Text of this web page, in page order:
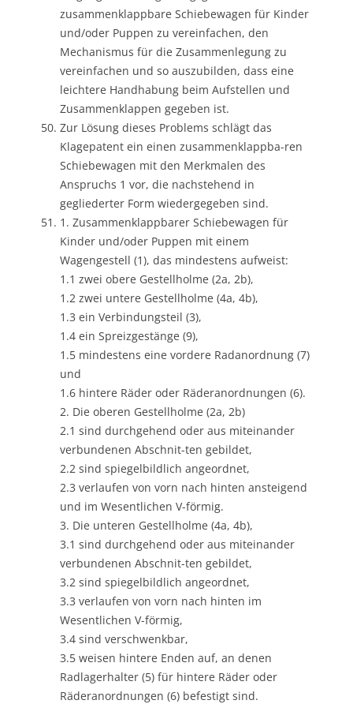
zusammenklappbare Schiebewagen für Kinder
und/oder Puppen zu vereinfachen, den
Mechanismus für die Zusammenlegung zu
vereinfachen und so auszubilden, dass eine
leichtere Handhabung beim Aufstellen und
Zusammenklappen gegeben ist.
Zur Lösung dieses Problems schlägt das
Klagepatent ein einen zusammenklappba-ren
Schiebewagen mit den Merkmalen des
Anspruchs 1 vor, die nachstehend in
gegliederter Form wiedergegeben sind.
1. Zusammenklappbarer Schiebewagen für
Kinder und/oder Puppen mit einem
Wagengestell (1), das mindestens aufweist:
1.1 zwei obere Gestellholme (2a, 2b),
1.2 zwei untere Gestellholme (4a, 4b),
1.3 ein Verbindungsteil (3),
1.4 ein Spreizgestänge (9),
1.5 mindestens eine vordere Radanordnung (7)
und
1.6 hintere Räder oder Räderanordnungen (6).
2. Die oberen Gestellholme (2a, 2b)
2.1 sind durchgehend oder aus miteinander
verbundenen Abschnit-ten gebildet,
2.2 sind spiegelbildlich angeordnet,
2.3 verlaufen von vorn nach hinten ansteigend
und im Wesentlichen V-förmig.
3. Die unteren Gestellholme (4a, 4b),
3.1 sind durchgehend oder aus miteinander
verbundenen Abschnit-ten gebildet,
3.2 sind spiegelbildlich angeordnet,
3.3 verlaufen von vorn nach hinten im
Wesentlichen V-förmig,
3.4 sind verschwenkbar,
3.5 weisen hintere Enden auf, an denen
Radlagerhalter (5) für hintere Räder oder
Räderanordnungen (6) befestigt sind.